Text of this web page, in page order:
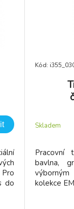
do
Kód:
Skladem
Pracovní
bavlna,
kolekce